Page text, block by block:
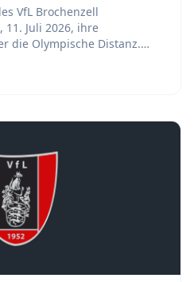
VfL Brochenzell
11. Juli 2026, ihre
die Olympische Distanz.